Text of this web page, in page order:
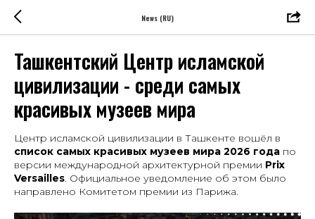
News (RU)
Ташкентский Центр исламской
цивилизации - среди самых
красивых музеев мира
Центр исламской цивилизации в Ташкенте вошёл в
список самых красивых музеев мира 2026 года по
версии международной архитектурной премии Prix
Versailles. Официальное уведомление об этом было
направлено Комитетом премии из Парижа.